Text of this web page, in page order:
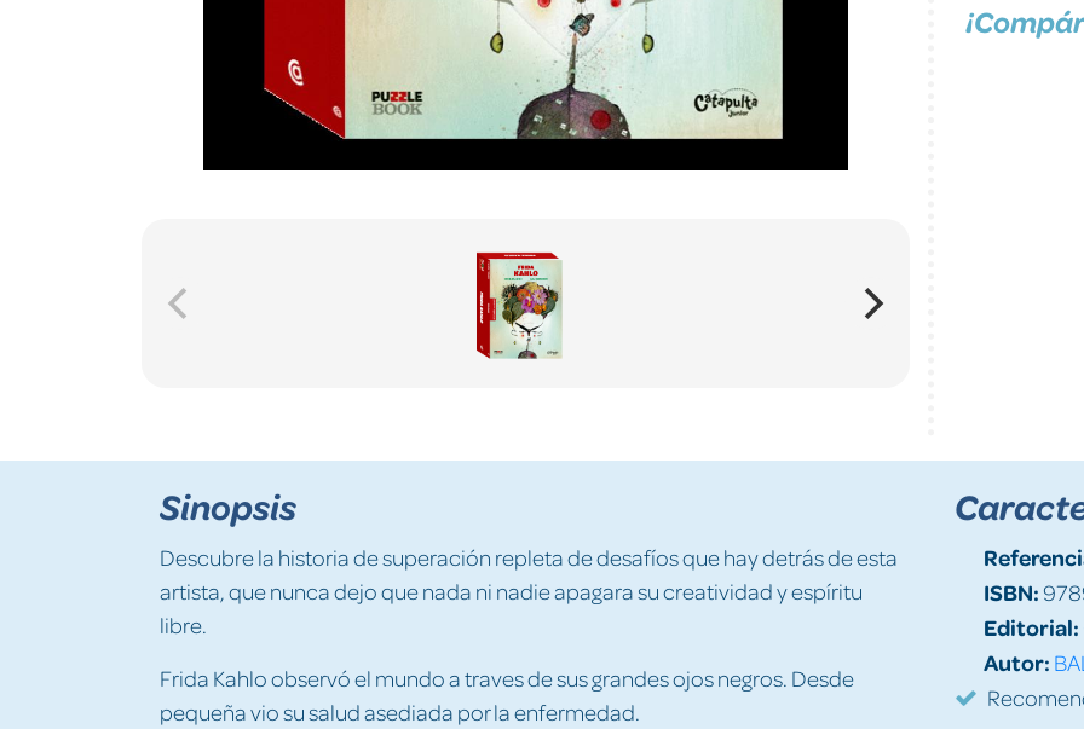
Sinopsis
Descubre la historia de superación repleta de desafíos que hay detrás de esta
artista, que nunca dejo que nada ni nadie apagara su creatividad y espíritu
libre.
Frida Kahlo observó el mundo a traves de sus grandes ojos negros. Desde
pequeña vio su salud asediada por la enfermedad.
ISBN:
Editorial:
Autor: